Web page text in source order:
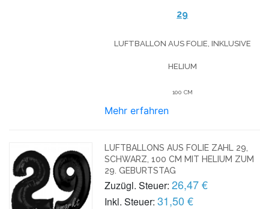
29
LUFTBALLON AUS FOLIE, INKLUSIVE
HELIUM
100 CM
Mehr erfahren
LUFTBALLONS AUS FOLIE ZAHL 29,
SCHWARZ, 100 CM MIT HELIUM ZUM
29. GEBURTSTAG
Zuzügl. Steuer: 26,47 €
Inkl. Steuer: 31,50 €